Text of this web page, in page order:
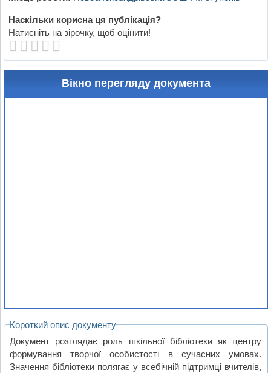
Наскільки корисна ця публікація?
Натисніть на зірочку, щоб оцінити!
Вікно перегляду документа
Короткий опис документу
Документ розглядає роль шкільної бібліотеки як центру
формування творчої особистості в сучасних умовах.
Значення бібліотеки полягає у всебічній підтримці вчителів,